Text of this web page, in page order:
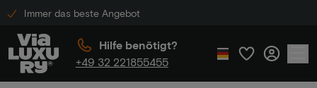
Immer das beste Angebot
Hilfe benötigt?
+49 32 221855455